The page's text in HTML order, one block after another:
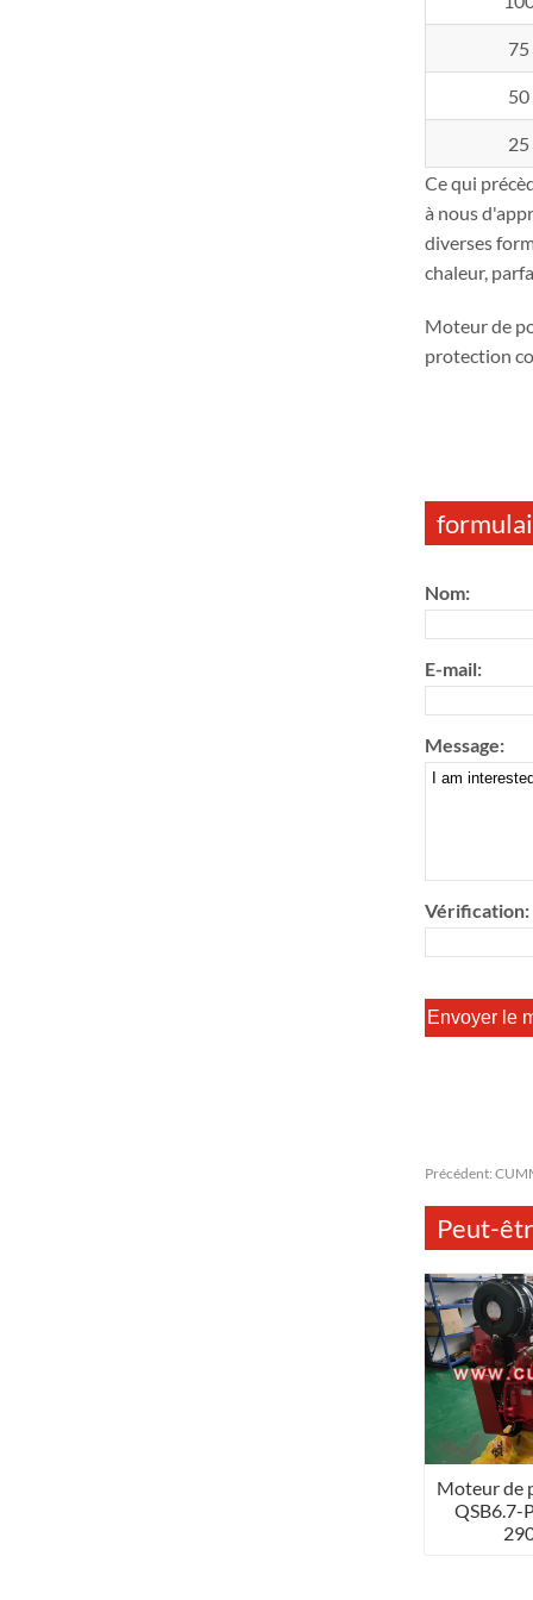
75
50
25
Ce qui
à nous
diverses
chaleur,
Moteur de
protection
Nom:
E-mail:
Message:
Vérification:
Précédent:
Peut-
Moteur de
QSB6.7-